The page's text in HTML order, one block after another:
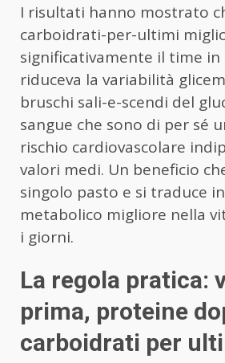
I risultati hanno mostrato
carboidrati-per-ultimi
significativamente il time in
riduceva la variabilità
bruschi sali-e-scendi del
sangue che sono di per sé
rischio cardiovascolare
valori medi. Un beneficio
singolo pasto e si traduce
metabolico migliore nella
i giorni.
La regola pratica:
prima, proteine
carboidrati per